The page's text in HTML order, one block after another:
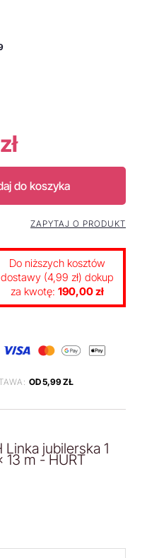
do koszyka
ZAPYTAJ O PRODUKT
Do niższych kosztów
dostawy (4,99 zł) dokup
za kwotę: 190,00 zł
OD 5,99 ZŁ
jubilerska 1
13 m - HURT